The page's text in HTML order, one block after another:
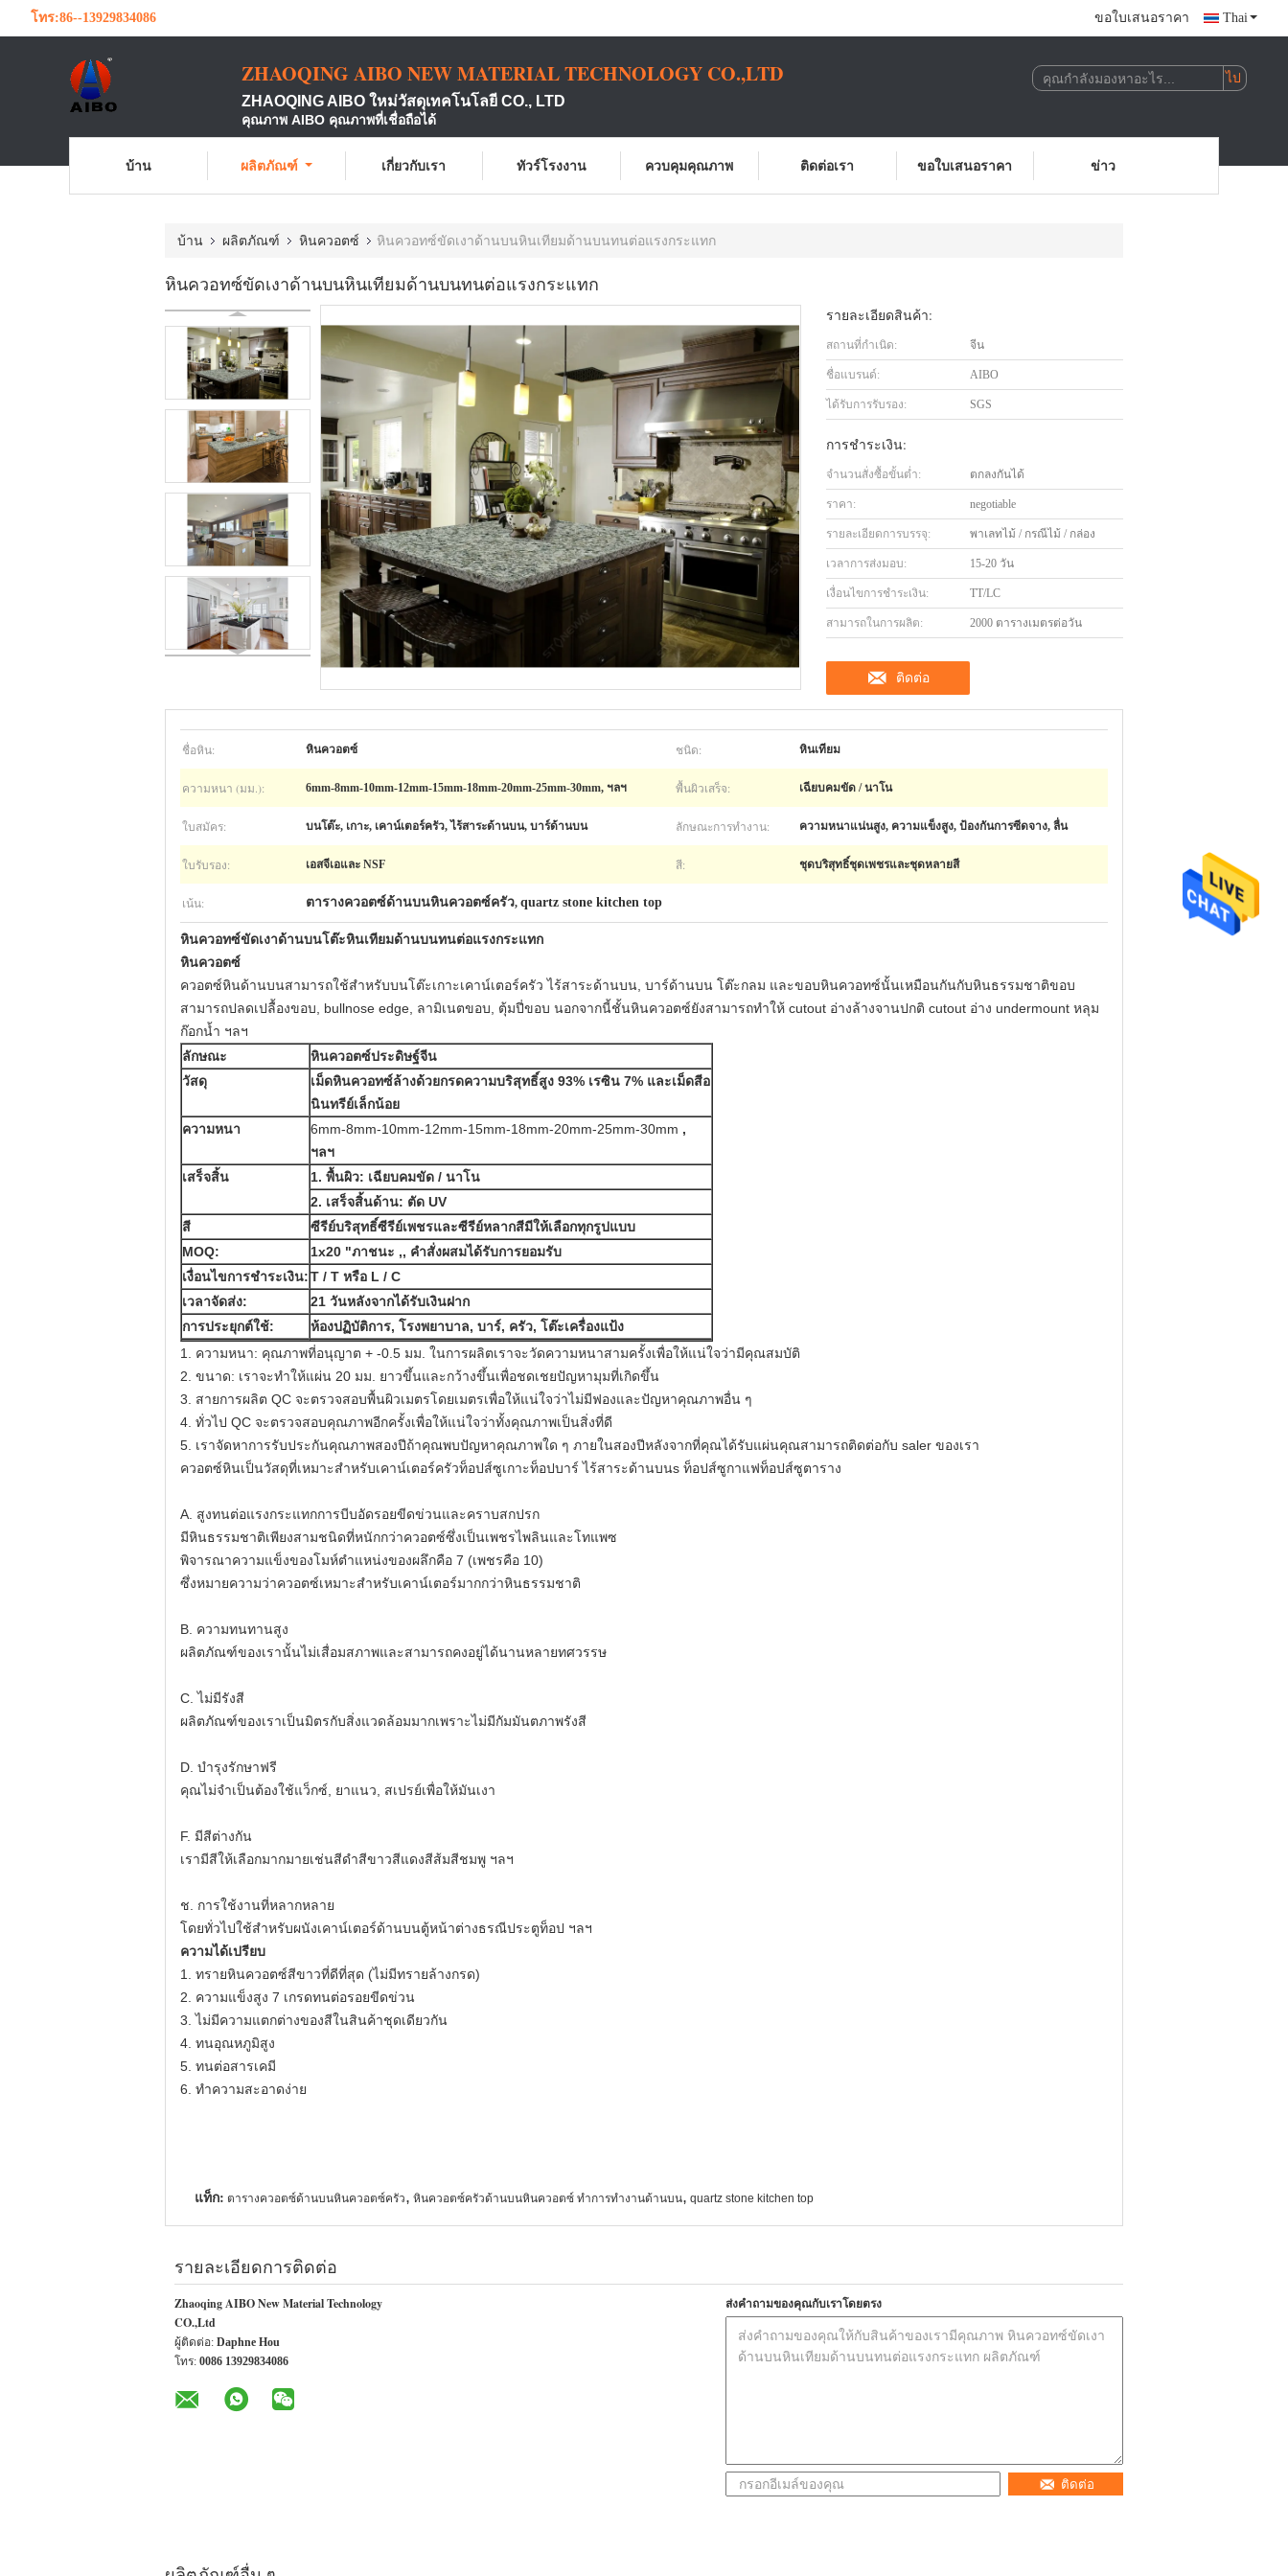
โทร:86--13929834086 ขอใบเสนอราคา Thai
ZHAOQING AIBO NEW MATERIAL TECHNOLOGY CO.,LTD
ZHAOQING AIBO ใหม่วัสดุเทคโนโลยี CO., LTD
คุณภาพ AIBO คุณภาพที่เชื่อถือได้
บ้าน ผลิตภัณฑ์ เกี่ยวกับเรา ทัวร์โรงงาน ควบคุมคุณภาพ ติดต่อเรา ขอใบเสนอราคา ข่าว
บ้าน ผลิตภัณฑ์ หินควอตซ์ หินควอทซ์ขัดเงาด้านบนหินเทียมด้านบนทนต่อแรงกระแทก
หินควอทซ์ขัดเงาด้านบนหินเทียมด้านบนทนต่อแรงกระแทก
รายละเอียดสินค้า:
สถานที่กำเนิด: จีน
ชื่อแบรนด์: AIBO
ได้รับการรับรอง: SGS
การชำระเงิน:
จำนวนสั่งซื้อขั้นต่ำ: ตกลงกันได้
ราคา: negotiable
รายละเอียดการบรรจุ: พาเลทไม้ / กรณีไม้ / กล่อง
เวลาการส่งมอบ: 15-20 วัน
เงื่อนไขการชำระเงิน: TT/LC
สามารถในการผลิต: 2000 ตารางเมตรต่อวัน
ติดต่อ
ชื่อหิน: หินควอตซ์ ชนิด: หินเทียม
ความหนา (มม.): 6mm-8mm-10mm-12mm-15mm-18mm-20mm-25mm-30mm, ฯลฯ พื้นผิวเสร็จ: เฉียบคมขัด / นาโน
ใบสมัคร: บนโต๊ะ, เกาะ, เคาน์เตอร์ครัว, ไร้สาระด้านบน, บาร์ด้านบน ลักษณะการทำงาน: ความหนาแน่นสูง, ความแข็งสูง, ป้องกันการซีดจาง, ลื่น
ใบรับรอง: เอสจีเอและ NSF สี: ชุดบริสุทธิ์ชุดเพชรและชุดหลายสี
เน้น: ตารางควอตซ์ด้านบนหินควอตซ์ครัว, quartz stone kitchen top
หินควอทซ์ขัดเงาด้านบนโต๊ะหินเทียมด้านบนทนต่อแรงกระแทก
หินควอตซ์
ควอตซ์หินด้านบนสามารถใช้สำหรับบนโต๊ะเกาะเคาน์เตอร์ครัว ไร้สาระด้านบน, บาร์ด้านบน โต๊ะกลม และขอบหินควอทซ์นั้นเหมือนกันกับหินธรรมชาติขอบ
สามารถปลดเปลื้องขอบ, bullnose edge, ลามิเนตขอบ, ตุ้มปี่ขอบ นอกจากนี้ชั้นหินควอตซ์ยังสามารถทำให้ cutout อ่างล้างจานปกติ cutout อ่าง undermount หลุม
ก๊อกน้ำ ฯลฯ
ลักษณะ
หินควอตซ์ประดิษฐ์จีน
วัสดุ
เม็ดหินควอทซ์ล้างด้วยกรดความบริสุทธิ์สูง 93% เรซิน 7% และเม็ดสีอ
นินทรีย์เล็กน้อย
ความหนา
6mm-8mm-10mm-12mm-15mm-18mm-20mm-25mm-30mm ,
ฯลฯ
เสร็จสิ้น
1. พื้นผิว: เฉียบคมขัด / นาโน
2. เสร็จสิ้นด้าน: ตัด UV
สี
ซีรีย์บริสุทธิ์ซีรีย์เพชรและซีรีย์หลากสีมีให้เลือกทุกรูปแบบ
MOQ:
1x20 "ภาชนะ ,, คำสั่งผสมได้รับการยอมรับ
เงื่อนไขการชำระเงิน:T / T หรือ L / C
เวลาจัดส่ง:
21 วันหลังจากได้รับเงินฝาก
การประยุกต์ใช้:
ห้องปฏิบัติการ, โรงพยาบาล, บาร์, ครัว, โต๊ะเครื่องแป้ง
1. ความหนา: คุณภาพที่อนุญาต + -0.5 มม. ในการผลิตเราจะวัดความหนาสามครั้งเพื่อให้แน่ใจว่ามีคุณสมบัติ
2. ขนาด: เราจะทำให้แผ่น 20 มม. ยาวขึ้นและกว้างขึ้นเพื่อชดเชยปัญหามุมที่เกิดขึ้น
3. สายการผลิต QC จะตรวจสอบพื้นผิวเมตรโดยเมตรเพื่อให้แน่ใจว่าไม่มีฟองและปัญหาคุณภาพอื่น ๆ
4. ทั่วไป QC จะตรวจสอบคุณภาพอีกครั้งเพื่อให้แน่ใจว่าทั้งคุณภาพเป็นสิ่งที่ดี
5. เราจัดหาการรับประกันคุณภาพสองปีถ้าคุณพบปัญหาคุณภาพใด ๆ ภายในสองปีหลังจากที่คุณได้รับแผ่นคุณสามารถติดต่อกับ saler ของเรา
ควอตซ์หินเป็นวัสดุที่เหมาะสำหรับเคาน์เตอร์ครัวท็อปส์ซูเกาะท็อปบาร์ ไร้สาระด้านบนs ท็อปส์ซูกาแฟท็อปส์ซูตาราง
A. สูงทนต่อแรงกระแทกการบีบอัดรอยขีดข่วนและคราบสกปรก
มีหินธรรมชาติเพียงสามชนิดที่หนักกว่าควอตซ์ซึ่งเป็นเพชรไพลินและโทแพซ
พิจารณาความแข็งของโมห์ตำแหน่งของผลึกคือ 7 (เพชรคือ 10)
ซึ่งหมายความว่าควอตซ์เหมาะสำหรับเคาน์เตอร์มากกว่าหินธรรมชาติ
B. ความทนทานสูง
ผลิตภัณฑ์ของเรานั้นไม่เสื่อมสภาพและสามารถคงอยู่ได้นานหลายทศวรรษ
C. ไม่มีรังสี
ผลิตภัณฑ์ของเราเป็นมิตรกับสิ่งแวดล้อมมากเพราะไม่มีกัมมันตภาพรังสี
D. บำรุงรักษาฟรี
คุณไม่จำเป็นต้องใช้แว็กซ์, ยาแนว, สเปรย์เพื่อให้มันเงา
F. มีสีต่างกัน
เรามีสีให้เลือกมากมายเช่นสีดำสีขาวสีแดงสีส้มสีชมพู ฯลฯ
ช. การใช้งานที่หลากหลาย
โดยทั่วไปใช้สำหรับผนังเคาน์เตอร์ด้านบนตู้หน้าต่างธรณีประตูท็อป ฯลฯ
ความได้เปรียบ
1. ทรายหินควอตซ์สีขาวที่ดีที่สุด (ไม่มีทรายล้างกรด)
2. ความแข็งสูง 7 เกรดทนต่อรอยขีดข่วน
3. ไม่มีความแตกต่างของสีในสินค้าชุดเดียวกัน
4. ทนอุณหภูมิสูง
5. ทนต่อสารเคมี
6. ทำความสะอาดง่าย
แท็ก: ตารางควอตซ์ด้านบนหินควอตซ์ครัว, หินควอตซ์ครัวด้านบนหินควอตซ์ ทำการทำงานด้านบน, quartz stone kitchen top
รายละเอียดการติดต่อ
Zhaoqing AIBO New Material Technology
CO.,Ltd
ผู้ติดต่อ: Daphne Hou
โทร: 0086 13929834086
ส่งคำถามของคุณกับเราโดยตรง
ติดต่อ